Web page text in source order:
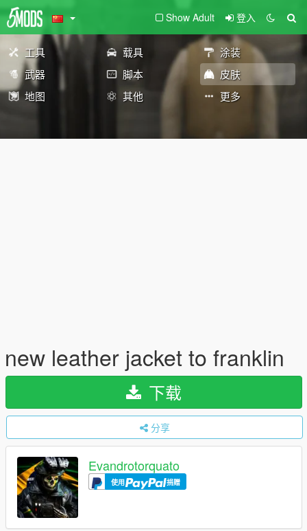
Show Adult 登入
工具 载具
涂装
武器
脚本
皮肤
地图
其他 更多
new leather jacket to franklin
下载
分享
Evandrotorquato
使用 捐赠